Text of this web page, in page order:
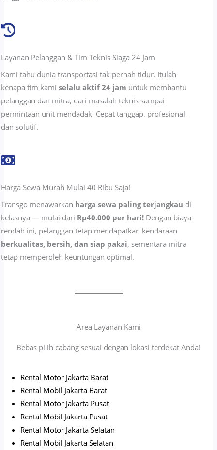
Layanan Pelanggan & Tim Teknis Siaga 24 Jam
Kami tahu dunia transportasi tak pernah tidur. Itulah
kenapa tim kamiselalu aktif 24 jam untuk membantu
pelanggan dan mitra, dari masalah teknis sampai
permintaan unit mendadak. Cepat tanggap, profesional,
dan solutif.
Harga Sewa Murah Mulai 40 Ribu Saja!
Transgo menawarkan harga sewa paling terjangkau di
kelasnya — mulai dari Rp40.000 per hari! Dengan biaya
rendah ini, pelanggan tetap mendapatkan kendaraan
berkualitas, bersih, dan siap pakai, sementara mitra
tetap memperoleh keuntungan optimal.
Area Layanan Kami
Bebas pilih cabang sesuai dengan lokasi terdekat Anda!
Rental Motor Jakarta Barat
Rental Mobil Jakarta Barat
Rental Motor Jakarta Pusat
Rental Mobil Jakarta Pusat
Rental Motor Jakarta Selatan
Rental Mobil Jakarta Selatan